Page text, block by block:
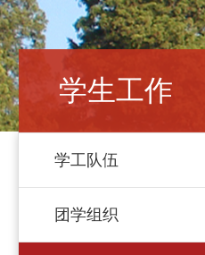
学生工作
学工队伍
团学组织